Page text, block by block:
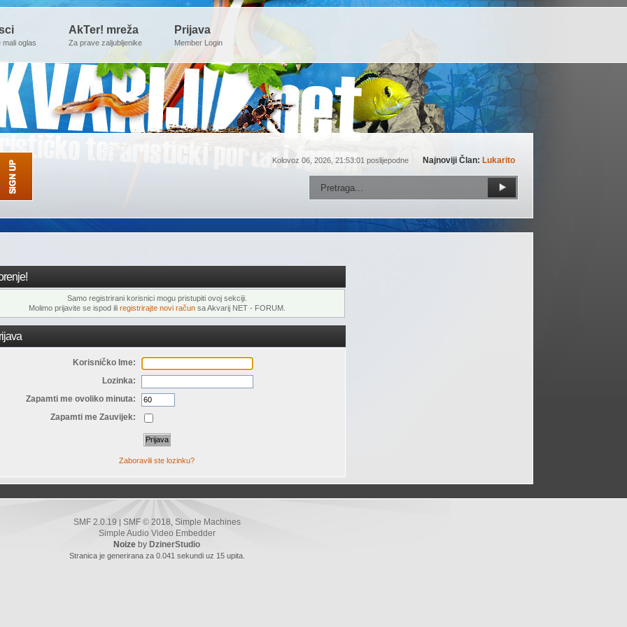
mali oglas
AkTer! mreža
Za prave zaljubljenike
Prijava
Member Login
Kolovoz 06, 2026, 21:53:01 poslijepodne Najnoviji Član: Lukarito
Samo registrirani korisnici mogu pristupiti ovoj sekciji.
Molimo prijavite se ispod ili registrirajte novi računsa Akvarij NET - FORUM.
Korisničko Ime:
Lozinka:
Zapamti me ovoliko minuta:
Zapamti me Zauvijek:
Zaboravili ste lozinku?
SMF 2.0.19 SMF © 2018 Simple Machines
Simple Audio Video Embedder
Noize by DzinerStudio
Stranica je generirana za 0.041 sekundi uz 15 upita.